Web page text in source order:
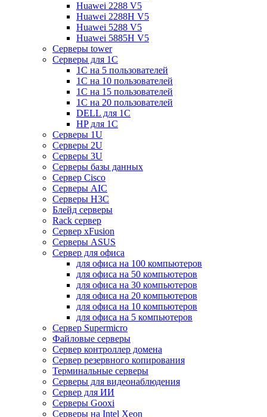
Huawei 2288 V5
Huawei 2288H V5
Huawei 5288 V5
Huawei 5885H V5
Серверы tower
Серверы для 1C
1С на 5 пользователей
1С на 10 пользователей
1С на 15 пользователей
1С на 20 пользователей
DELL для 1С
HP для 1С
Серверы 1U
Серверы 2U
Серверы 3U
Серверы базы данных
Сервер Cisco
Серверы AIC
Серверы H3C
Блейд серверы
Rack сервер
Сервер xFusion
Серверы ASUS
Сервер для офиса
для офиса на 100 компьютеров
для офиса на 50 компьютеров
для офиса на 30 компьютеров
для офиса на 20 компьютеров
для офиса на 10 компьютеров
для офиса на 5 компьютеров
Сервер Supermicro
Файловые серверы
Сервер контроллер домена
Сервер резервного копирования
Терминальные серверы
Серверы для видеонаблюдения
Сервер для ИИ
Серверы Gooxi
Серверы на Intel Xeon